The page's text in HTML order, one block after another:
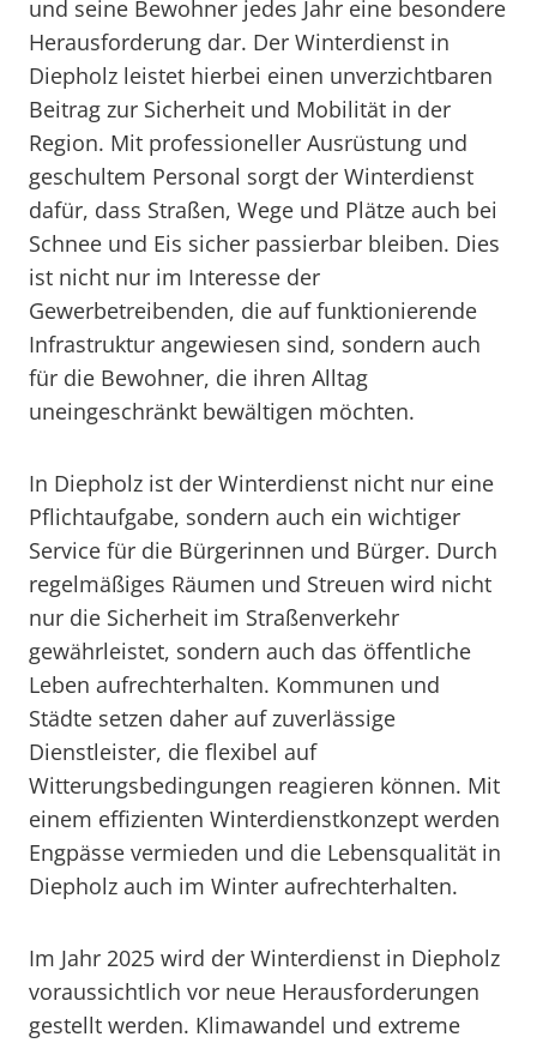
und seine Bewohner jedes Jahr eine besondere
Herausforderung dar. Der Winterdienst in
Diepholz leistet hierbei einen unverzichtbaren
Beitrag zur Sicherheit und Mobilität in der
Region. Mit professioneller Ausrüstung und
geschultem Personal sorgt der Winterdienst
dafür, dass Straßen, Wege und Plätze auch bei
Schnee und Eis sicher passierbar bleiben. Dies
ist nicht nur im Interesse der
Gewerbetreibenden, die auf funktionierende
Infrastruktur angewiesen sind, sondern auch
für die Bewohner, die ihren Alltag
uneingeschränkt bewältigen möchten.
In Diepholz ist der Winterdienst nicht nur eine
Pflichtaufgabe, sondern auch ein wichtiger
Service für die Bürgerinnen und Bürger. Durch
regelmäßiges Räumen und Streuen wird nicht
nur die Sicherheit im Straßenverkehr
gewährleistet, sondern auch das öffentliche
Leben aufrechterhalten. Kommunen und
Städte setzen daher auf zuverlässige
Dienstleister, die flexibel auf
Witterungsbedingungen reagieren können. Mit
einem effizienten Winterdienstkonzept werden
Engpässe vermieden und die Lebensqualität in
Diepholz auch im Winter aufrechterhalten.
Im Jahr 2025 wird der Winterdienst in Diepholz
voraussichtlich vor neue Herausforderungen
gestellt werden. Klimawandel und extreme